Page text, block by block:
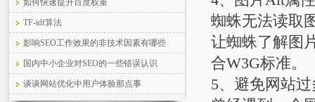
如何快速提升百度权重
TF-idf算法
影响SEO工作效果的非技术因素有哪些
国内中小企业对SEO的一些错误认识
谈谈网站优化中用户体验那点事
蜘蛛无法读取
让蜘蛛了解图
合W3G标准。
5、避免网站